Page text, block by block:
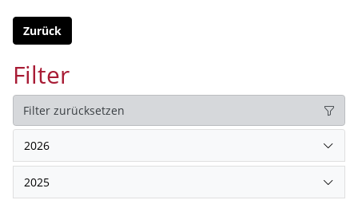
Zurück
Filter
Filter zurücksetzen
2026
2025